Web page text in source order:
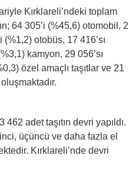
Kırklareli’ndeki toplam
64 305’i (%45,6) otomobil, 2
otobüs, 17 416’sı
kamyon, 29 056’sı
özel amaçlı taşıtlar ve 21
462 adet taşıtın devri yapıldı.
üçüncü ve daha fazla el
Kırklareli’nde devri